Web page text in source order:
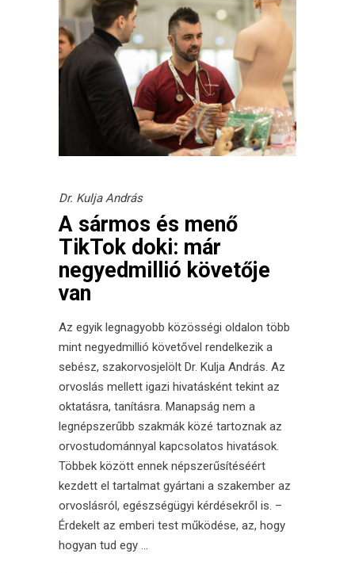
Dr. Kulja András
A sármos és menő
TikTok doki: már
negyedmillió követője
van
Az egyik legnagyobb közösségi oldalon több
mint negyedmillió követővel rendelkezik a
sebész, szakorvosjelölt Dr. Kulja András. Az
orvoslás mellett igazi hivatásként tekint az
oktatásra, tanításra. Manapság nem a
legnépszerűbb szakmák közé tartoznak az
orvostudománnyal kapcsolatos hivatások.
Többek között ennek népszerűsítéséért
kezdett el tartalmat gyártani a szakember az
orvoslásról, egészségügyi kérdésekről is. –
Érdekelt az emberi test működése, az, hogy
hogyan tud egy